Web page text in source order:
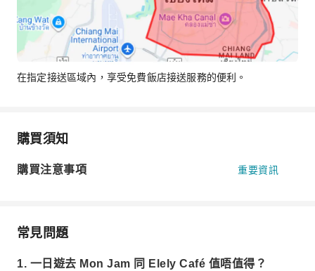
在指定接送區域內，享受免費飯店接送服務的便利。
購買須知
購買注意事項 重要資訊
常見問題
1. 一日遊去 Mon Jam 同 Elely Café 值唔值得？